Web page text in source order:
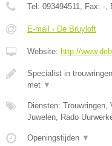
Tel: 093494511, Fax: -,
E-mail › De Bruyloft
Website: http://
Specialist in
met ▼
Diensten:
Juwelen, Rado
Openingstijden ▼